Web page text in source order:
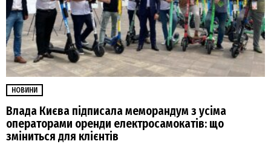
НОВИНИ
Влада Києва підписала меморандум з усіма
операторами оренди електросамокатів: що
зміниться для клієнтів